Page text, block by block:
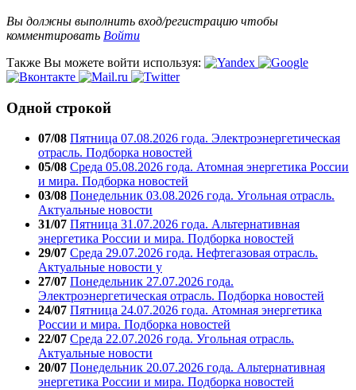
Вы должны выполнить вход/регистрацию чтобы
комментировать Войти
Также Вы можете войти используя:
Одной строкой
07/08 Пятница 07.08.2026 года. Электроэнергетическая
отрасль. Подборка новостей
05/08 Среда 05.08.2026 года. Атомная энергетика России
и мира. Подборка новостей
03/08 Понедельник 03.08.2026 года. Угольная отрасль.
Актуальные новости
31/07 Пятница 31.07.2026 года. Альтернативная
энергетика России и мира. Подборка новостей
29/07 Среда 29.07.2026 года. Нефтегазовая отрасль.
Актуальные новости у
27/07 Понедельник 27.07.2026 года.
Электроэнергетическая отрасль. Подборка новостей
24/07 Пятница 24.07.2026 года. Атомная энергетика
России и мира. Подборка новостей
22/07 Среда 22.07.2026 года. Угольная отрасль.
Актуальные новости
20/07 Понедельник 20.07.2026 года. Альтернативная
энергетика России и мира. Подборка новостей